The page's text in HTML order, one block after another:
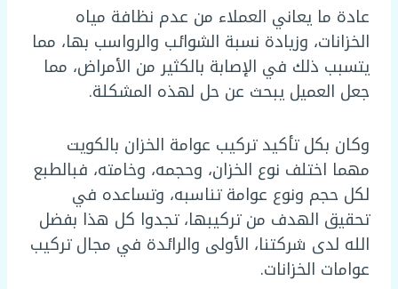
عادة ما يعاني العملاء من عدم نظافة مياه
الخزانات، وزيادة نسبة الشوائب والرواسب بها، مما
يتسبب ذلك في الإصابة بالكثير من الأمراض، مما
جعل العميل يبحث عن حل لهذه المشكلة.
وكان بكل تأكيد تركيب عوامة الخزان بالكويت
مهما اختلف نوع الخزان، وحجمه، وخامته، فبالطبع
لكل حجم ونوع عوامة تناسبه، وتساعده في
تحقيق الهدف من تركيبها، تجدوا كل هذا بفضل
الله لدى شركتنا، الأولى والرائدة في مجال تركيب
عوامات الخزانات.